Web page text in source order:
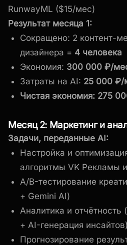
RunwayML ($15/мес)
Результат месяца 1:
Сокращено: 2 контент-
дизайнера = 4 человека
Экономия: 300 000 ₽/
Затраты на AI: 25 000 ₽/
Чистая экономия: 275
Месяц 2: Маркетинг и
Задачи, переданные AI:
Настройка и
алгоритмы VK Рекламы
A/B-тестирование
+ Gemini AI)
Аналитика и отчётность
+ AI-генерация инсайтов)
Прогнозирование